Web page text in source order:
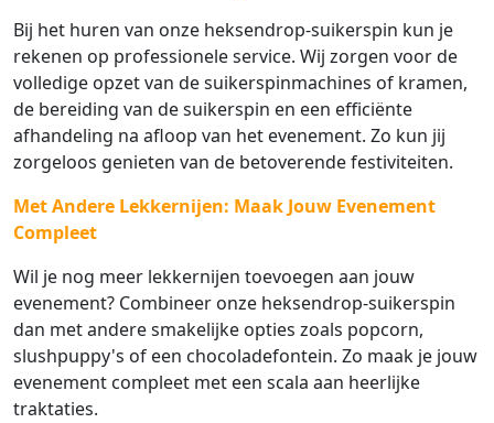
Bij het huren van onze heksendrop-suikerspin kun je
rekenen op professionele service. Wij zorgen voor de
volledige opzet van de suikerspinmachines of kramen,
de bereiding van de suikerspin en een efficiënte
afhandeling na afloop van het evenement. Zo kun jij
zorgeloos genieten van de betoverende festiviteiten.
Met Andere Lekkernijen: Maak Jouw Evenement
Compleet
Wil je nog meer lekkernijen toevoegen aan jouw
evenement? Combineer onze heksendrop-suikerspin
dan met andere smakelijke opties zoals popcorn,
slushpuppy's of een chocoladefontein. Zo maak je jouw
evenement compleet met een scala aan heerlijke
traktaties.